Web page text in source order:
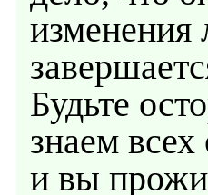
изменения
Будьте
знаем
и вы